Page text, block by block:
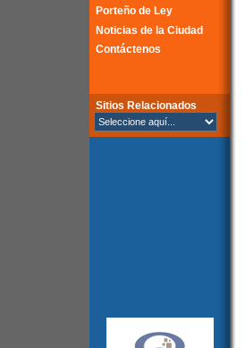
Porteño de Ley
Noticias de la Ciudad
Contáctenos
Sitios Relacionados